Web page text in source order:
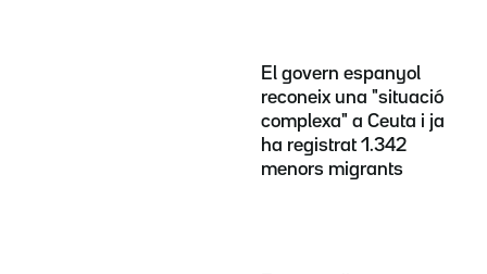
El govern espanyol
reconeix una "situació
complexa" a Ceuta i ja
ha registrat 1.342
menors migrants